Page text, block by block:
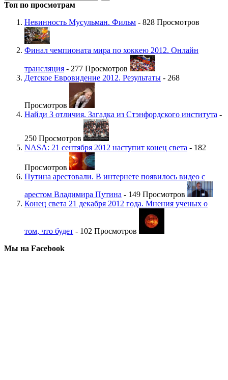
Топ по просмотрам
Невинность Мусульман. Фильм - 828 Просмотров
Финал чемпионата мира по хоккею 2012. Онлайн
трансляция - 277 Просмотров
Детское Евровидение 2012. Результаты - 268
Просмотров
Найди 3 отличия. Загадка из Стэнфордского института -
250 Просмотров
NASA: 21 сентября 2012 наступит конец света - 182
Просмотров
Путина арестовали. В интернете появилось видео с
арестом Владимира Путина - 149 Просмотров
Конец света 21 декабря 2012 года. Мнения ученых о
том, что будет - 102 Просмотров
Мы на Facebook